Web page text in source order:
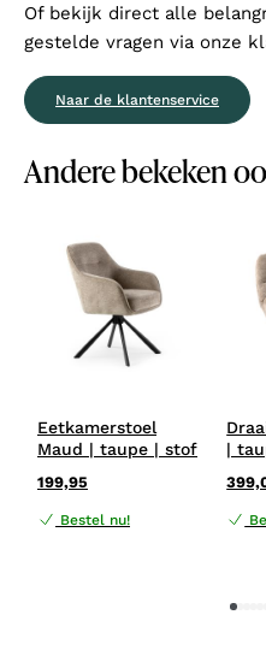
Of bekijk direct alle
gestelde vragen via onze
Naar de klantenservice
Andere bekeken
Eetkamerstoel
Maud | taupe | stof
199,95
Bestel nu!
|
1